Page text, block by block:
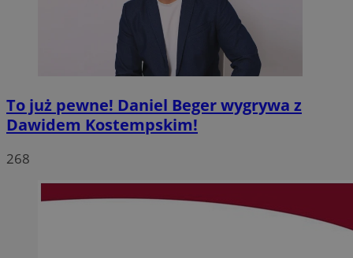
To już pewne! Daniel Beger wygrywa z
Dawidem Kostempskim!
268